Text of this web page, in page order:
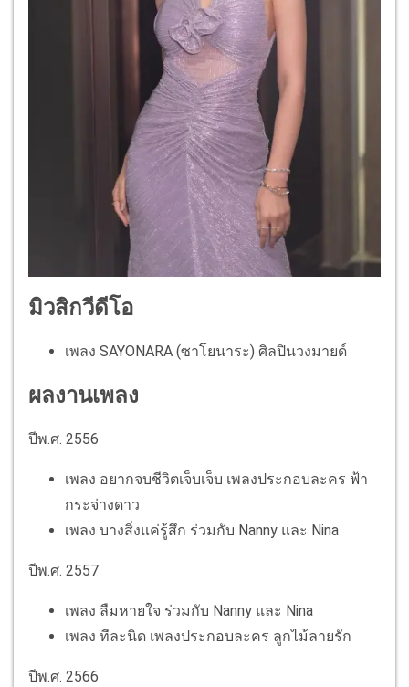
มิวสิกวีดีโอ
เพลง SAYONARA (ซาโยนาระ) ศิลปินวงมายด์
ผลงานเพลง
ปีพ.ศ. 2556
เพลง อยากจบชีวิตเจ็บเจ็บ เพลงประกอบละคร ฟ้า
กระจ่างดาว
เพลง บางสิ่งแค่รู้สึก ร่วมกับ Nanny และ Nina
ปีพ.ศ. 2557
เพลง ลืมหายใจ ร่วมกับ Nanny และ Nina
เพลง ทีละนิด เพลงประกอบละคร ลูกไม้ลายรัก
ปีพ.ศ. 2566